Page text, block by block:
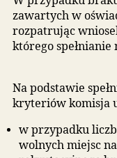
zawartych we
informatycznym
potwierdzenia
Rozpatrzenie
Postępowanie
rekrutacyjna